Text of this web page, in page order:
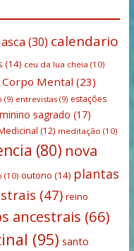
(30) calendario
(14) ceu da lua cheia (10)
Corpo Mental (23)
(9) entrevistas(9) estações
sagrado (17)
(12) meditação (10)
(80) nova
(10) outono (14) plantas
(47) reino
ancestrais (66)
(95) santo